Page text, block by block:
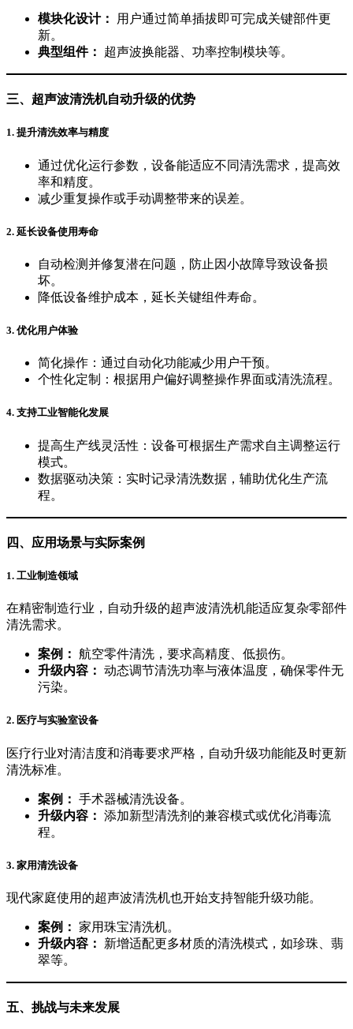
模块化设计：
用户通过简单插拔即可完成关键部件更
新。
典型组件：
超声波换能器、功率控制模块等。
三、超声波清洗机自动升级的优势
1. 提升清洗效率与精度
通过优化运行参数，设备能适应不同清洗需求，提高效
率和精度。
减少重复操作或手动调整带来的误差。
2. 延长设备使用寿命
自动检测并修复潜在问题，防止因小故障导致设备损
坏。
降低设备维护成本，延长关键组件寿命。
3. 优化用户体验
简化操作：通过自动化功能减少用户干预。
个性化定制：根据用户偏好调整操作界面或清洗流程。
4. 支持工业智能化发展
提高生产线灵活性：设备可根据生产需求自主调整运行
模式。
数据驱动决策：实时记录清洗数据，辅助优化生产流
程。
四、应用场景与实际案例
1. 工业制造领域
在精密制造行业，自动升级的超声波清洗机能适应复杂零部件
清洗需求。
案例： 航空零件清洗，要求高精度、低损伤。
升级内容： 动态调节清洗功率与液体温度，确保零件无
污染。
2. 医疗与实验室设备
医疗行业对清洁度和消毒要求严格，自动升级功能能及时更新
清洗标准。
案例： 手术器械清洗设备。
升级内容： 添加新型清洗剂的兼容模式或优化消毒流
程。
3. 家用清洗设备
现代家庭使用的超声波清洗机也开始支持智能升级功能。
案例： 家用珠宝清洗机。
升级内容：
新增适配更多材质的清洗模式，如珍珠、翡
翠等。
五、挑战与未来发展